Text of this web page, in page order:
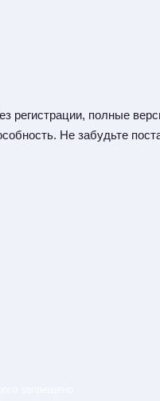
полные
Не забудьте